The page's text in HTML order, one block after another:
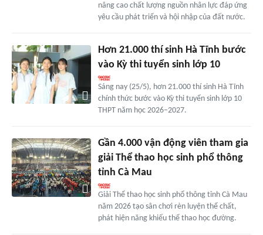
nâng cao chất lượng nguồn nhân lực đáp ứng
yêu cầu phát triển và hội nhập của đất nước.
Hơn 21.000 thí sinh Hà Tĩnh bước
vào Kỳ thi tuyển sinh lớp 10
Sáng nay (25/5), hơn 21.000 thí sinh Hà Tĩnh
chính thức bước vào Kỳ thi tuyển sinh lớp 10
THPT năm học 2026–2027.
Gần 4.000 vận động viên tham gia
giải Thể thao học sinh phổ thông
tỉnh Cà Mau
Giải Thể thao học sinh phổ thông tỉnh Cà Mau
năm 2026 tạo sân chơi rèn luyện thể chất,
phát hiện năng khiếu thể thao học đường.